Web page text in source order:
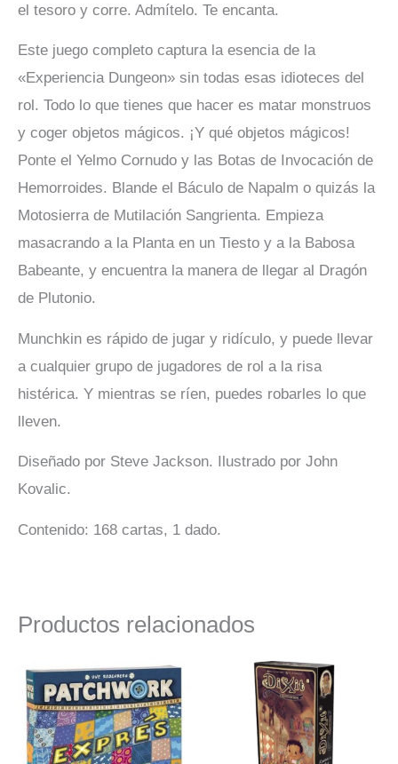
el tesoro y corre. Admítelo. Te encanta.
Este juego completo captura la esencia de la
«Experiencia Dungeon» sin todas esas idioteces del
rol. Todo lo que tienes que hacer es matar monstruos
y coger objetos mágicos. ¡Y qué objetos mágicos!
Ponte el Yelmo Cornudo y las Botas de Invocación de
Hemorroides. Blande el Báculo de Napalm o quizás la
Motosierra de Mutilación Sangrienta. Empieza
masacrando a la Planta en un Tiesto y a la Babosa
Babeante, y encuentra la manera de llegar al Dragón
de Plutonio.
Munchkin es rápido de jugar y ridículo, y puede llevar
a cualquier grupo de jugadores de rol a la risa
histérica. Y mientras se ríen, puedes robarles lo que
lleven.
Diseñado por Steve Jackson. Ilustrado por John
Kovalic.
Contenido: 168 cartas, 1 dado.
Productos relacionados